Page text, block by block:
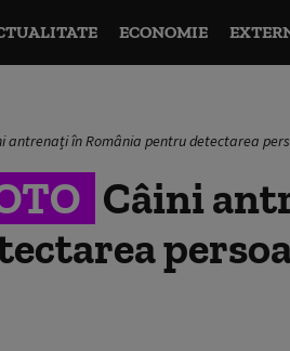
ECONOMIE
antrenați în România pentru detectarea
Câini